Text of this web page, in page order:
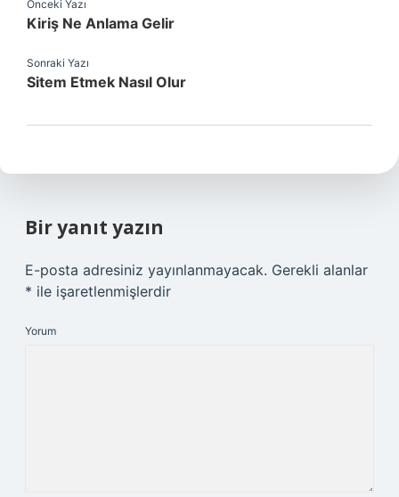
Önceki Yazı
Kiriş Ne Anlama Gelir
Sonraki Yazı
Sitem Etmek Nasıl Olur
Bir yanıt yazın
E-posta adresiniz yayınlanmayacak. Gerekli alanlar
* ile işaretlenmişlerdir
Yorum